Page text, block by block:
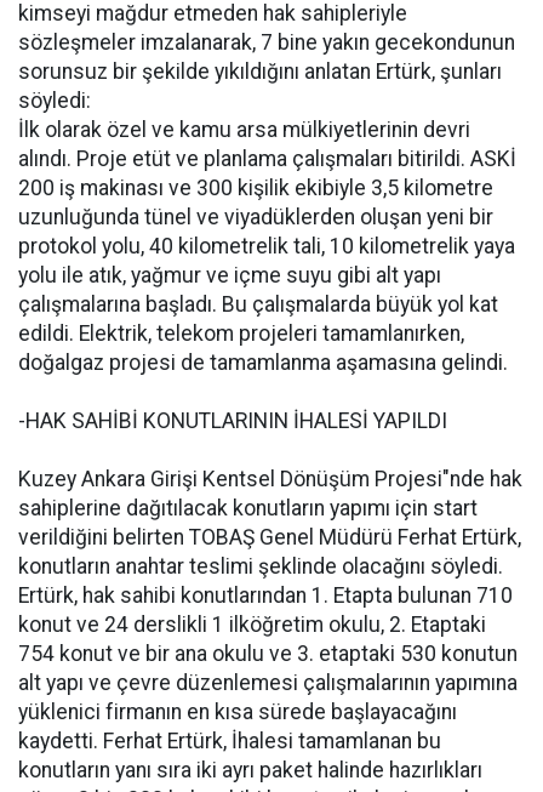
kimseyi mağdur etmeden hak sahipleriyle
sözleşmeler imzalanarak, 7 bine yakın gecekondunun
sorunsuz bir şekilde yıkıldığını anlatan Ertürk, şunları
söyledi:
İlk olarak özel ve kamu arsa mülkiyetlerinin devri
alındı. Proje etüt ve planlama çalışmaları bitirildi. ASKİ
200 iş makinası ve 300 kişilik ekibiyle 3,5 kilometre
uzunluğunda tünel ve viyadüklerden oluşan yeni bir
protokol yolu, 40 kilometrelik tali, 10 kilometrelik yaya
yolu ile atık, yağmur ve içme suyu gibi alt yapı
çalışmalarına başladı. Bu çalışmalarda büyük yol kat
edildi. Elektrik, telekom projeleri tamamlanırken,
doğalgaz projesi de tamamlanma aşamasına gelindi.
-HAK SAHİBİ KONUTLARININ İHALESİ YAPILDI
Kuzey Ankara Girişi Kentsel Dönüşüm Projesi"nde hak
sahiplerine dağıtılacak konutların yapımı için start
verildiğini belirten TOBAŞ Genel Müdürü Ferhat Ertürk,
konutların anahtar teslimi şeklinde olacağını söyledi.
Ertürk, hak sahibi konutlarından 1. Etapta bulunan 710
konut ve 24 derslikli 1 ilköğretim okulu, 2. Etaptaki
754 konut ve bir ana okulu ve 3. etaptaki 530 konutun
alt yapı ve çevre düzenlemesi çalışmalarının yapımına
yüklenici firmanın en kısa sürede başlayacağını
kaydetti. Ferhat Ertürk, İhalesi tamamlanan bu
konutların yanı sıra iki ayrı paket halinde hazırlıkları